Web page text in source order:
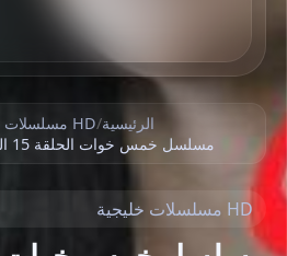
الرئيسية/HD مسلسلات خليجية
مسلسل خمس خوات الحلقة 15 الخامسة عشر HD
HD مسلسلات خليجية